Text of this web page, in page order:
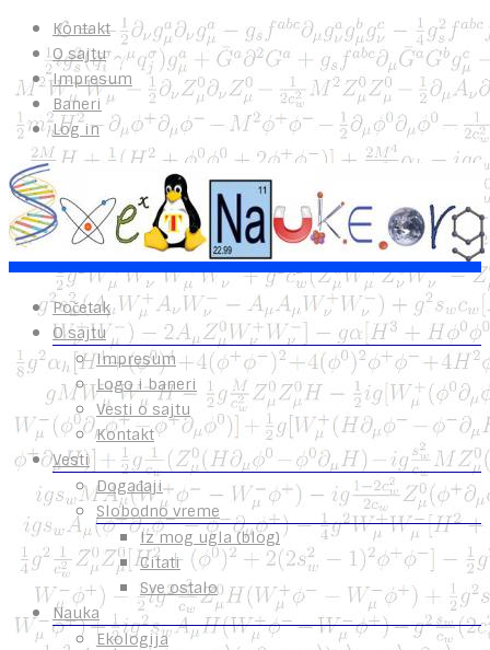
Kontakt
O sajtu
Impresum
Baneri
Log in
Početak
O sajtu
Impresum
Logo i baneri
Vesti o sajtu
Kontakt
Vesti
Događaji
Slobodno vreme
Iz mog ugla (blog)
Citati
Sve ostalo
Nauka
Ekologija